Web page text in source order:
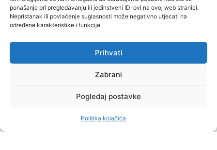
ponašanje pri pregledavanju ili jedinstveni ID-ovi na ovoj web stranici.
Nepristanak ili povlačenje suglasnosti može negativno utjecati na
određene karakteristike i funkcije.
Prihvati
Zabrani
Pogledaj postavke
Politika kolačića
muškarce koji pokušava
reafirmirati u današnje
vrijeme itekako narušen
biblijski koncept muževnosti,
koji pokušavamo osvijetliti iz
više aspekata, prigodnih
rubrika i poticajnih inicijativa.